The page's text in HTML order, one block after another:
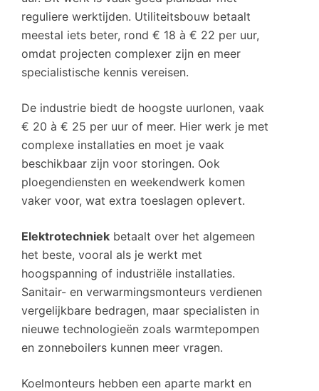
reguliere werktijden. Utiliteitsbouw betaalt
meestal iets beter, rond € 18 à € 22 per uur,
omdat projecten complexer zijn en meer
specialistische kennis vereisen.
De industrie biedt de hoogste uurlonen, vaak
€ 20 à € 25 per uur of meer. Hier werk je met
complexe installaties en moet je vaak
beschikbaar zijn voor storingen. Ook
ploegendiensten en weekendwerk komen
vaker voor, wat extra toeslagen oplevert.
Elektrotechniek betaalt over het algemeen
het beste, vooral als je werkt met
hoogspanning of industriële installaties.
Sanitair- en verwarmingsmonteurs verdienen
vergelijkbare bedragen, maar specialisten in
nieuwe technologieën zoals warmtepompen
en zonneboilers kunnen meer vragen.
Koelmonteurs hebben een aparte markt en